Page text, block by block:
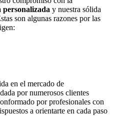
personalizada y nuestra sólida
son algunas razones por las
en el mercado de
por numerosos clientes
por profesionales con
a orientarte en cada paso